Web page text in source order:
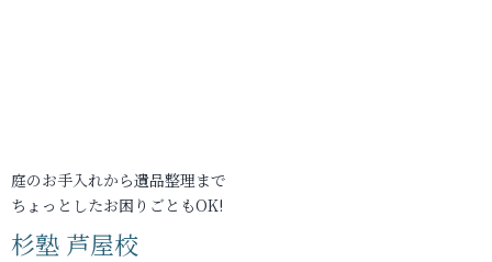
庭のお手入れから遺品整理まで
ちょっとしたお困りごともOK!
杉塾 芦屋校